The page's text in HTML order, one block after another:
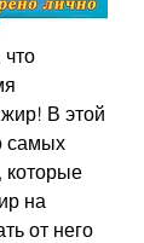
В этой
самых
которые
на
от него